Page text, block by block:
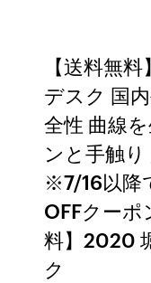
【送料無
デスク 国
全性 曲線
ンと手触
※7/16以降
OFFクーポ
料】2020
ク